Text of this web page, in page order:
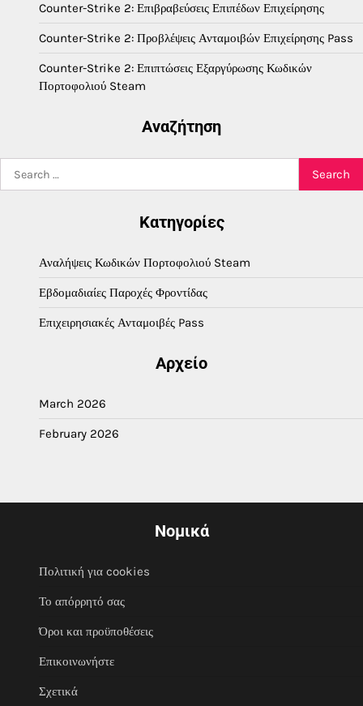
Counter-Strike 2: Επιβραβεύσεις Επιπέδων Επιχείρησης
Counter-Strike 2: Προβλέψεις Ανταμοιβών Επιχείρησης Pass
Counter-Strike 2: Επιπτώσεις Εξαργύρωσης Κωδικών
Πορτοφολιού Steam
Αναζήτηση
for:
Κατηγορίες
Αναλήψεις Κωδικών Πορτοφολιού Steam
Εβδομαδιαίες Παροχές Φροντίδας
Επιχειρησιακές Ανταμοιβές Pass
Αρχείο
March 2026
February 2026
Νομικά
Πολιτική για cookies
Το απόρρητό σας
Όροι και προϋποθέσεις
Επικοινωνήστε
Σχετικά